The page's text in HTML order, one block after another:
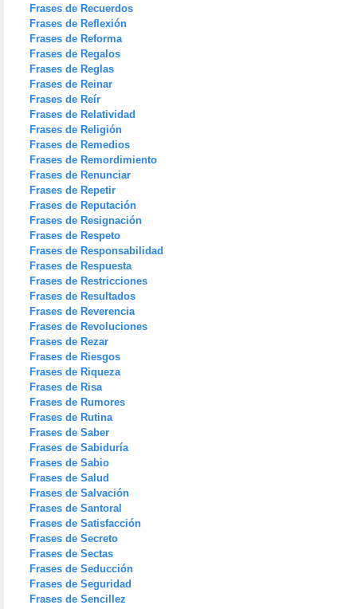
Frases de Recuerdos
Frases de Reflexión
Frases de Reforma
Frases de Regalos
Frases de Reglas
Frases de Reinar
Frases de Reír
Frases de Relatividad
Frases de Religión
Frases de Remedios
Frases de Remordimiento
Frases de Renunciar
Frases de Repetir
Frases de Reputación
Frases de Resignación
Frases de Respeto
Frases de Responsabilidad
Frases de Respuesta
Frases de Restricciones
Frases de Resultados
Frases de Reverencia
Frases de Revoluciones
Frases de Rezar
Frases de Riesgos
Frases de Riqueza
Frases de Risa
Frases de Rumores
Frases de Rutina
Frases de Saber
Frases de Sabiduría
Frases de Sabio
Frases de Salud
Frases de Salvación
Frases de Santoral
Frases de Satisfacción
Frases de Secreto
Frases de Sectas
Frases de Seducción
Frases de Seguridad
Frases de Sencillez